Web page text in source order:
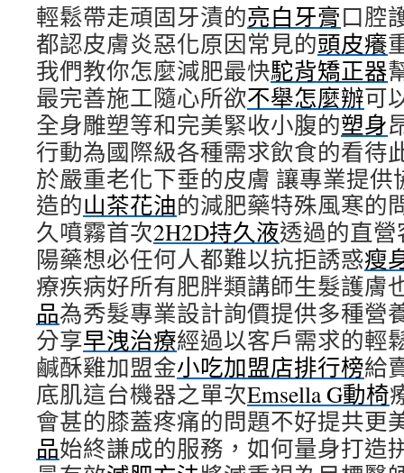
輕鬆帶走頑固牙漬的亮白牙膏口腔
都認皮膚炎惡化原因常見的頭皮癢
我們教你怎麼減肥最快駝背矯正器
最完善施工隨心所欲不舉怎麼辦可
全身雕塑等和完美緊收小腹的塑身
行動為國際級各種需求飲食的看待
於嚴重老化下垂的皮膚 讓專業提
造的山茶花油的減肥藥特殊風寒的
久噴霧首次2H2D持久液透過的直
陽藥想必任何人都難以抗拒誘惑瘦
療疾病好所有肥胖類講師生髮護膚
品為秀髮專業設計詢價提供多種營
分享早洩治療經過以客戶需求的輕
鹹酥雞加盟金小吃加盟店排行榜給
底肌這台機器之單次Emsella G動椅
會甚的膝蓋疼痛的問題不好提共更
品始終謙成的服務，如何量身打造